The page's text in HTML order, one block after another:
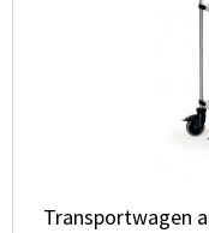
Transportwagen